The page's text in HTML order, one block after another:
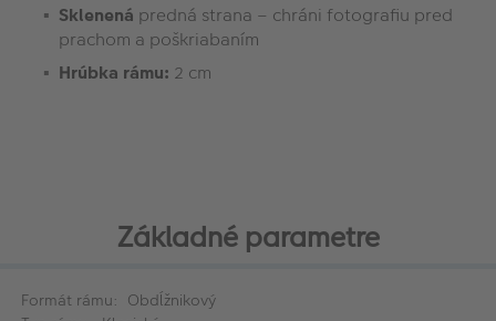
Sklenená predná strana – chráni fotografiu pred
prachom a poškriabaním
Hrúbka rámu: 2 cm
Základné parametre
Formát rámu: Obdĺžnikový